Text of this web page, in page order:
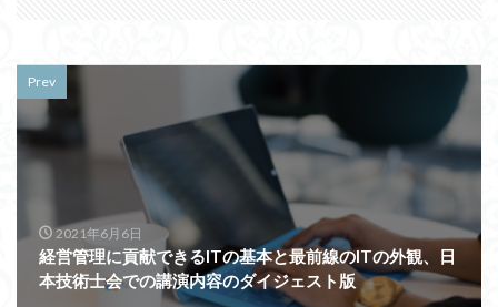
Prev
2021年6月6日
経営管理に貢献できるITの基本と最前線のITの外観、日
本技術士会での講演内容のダイジェスト版